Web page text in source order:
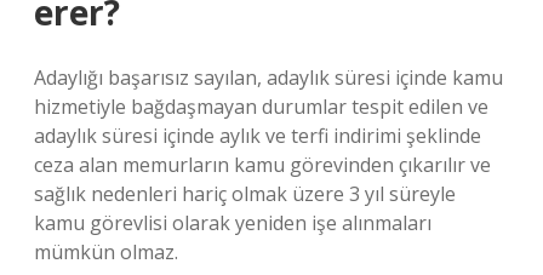
erer?
Adaylığı başarısız sayılan, adaylık süresi içinde kamu
hizmetiyle bağdaşmayan durumlar tespit edilen ve
adaylık süresi içinde aylık ve terfi indirimi şeklinde
ceza alan memurların kamu görevinden çıkarılır ve
sağlık nedenleri hariç olmak üzere 3 yıl süreyle
kamu görevlisi olarak yeniden işe alınmaları
mümkün olmaz.